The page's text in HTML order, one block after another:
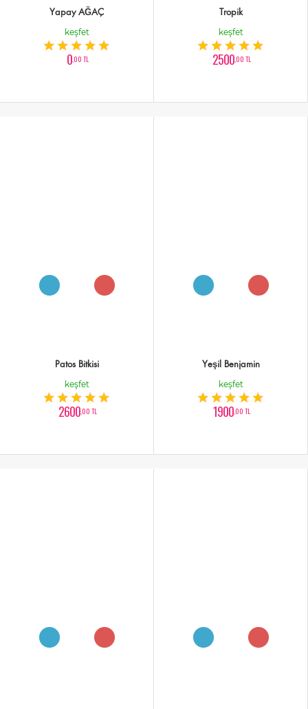
Yapay AĞAÇ
keşfet
0,00 TL
Tropik
keşfet
2500,00 TL
Patos Bitkisi
keşfet
2600,00 TL
Yeşil Benjamin
keşfet
1900,00 TL